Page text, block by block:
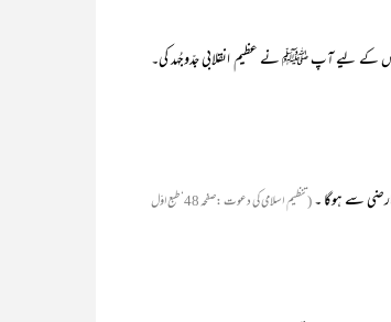
کے لیے آپ ﷺ نے عظیم انقلابی جدّوجُہد کی۔
ارضی سے ہوگا ۔
(تنظیم اسلامی کی دعوت :صفحہ 48‘طبع اوّل